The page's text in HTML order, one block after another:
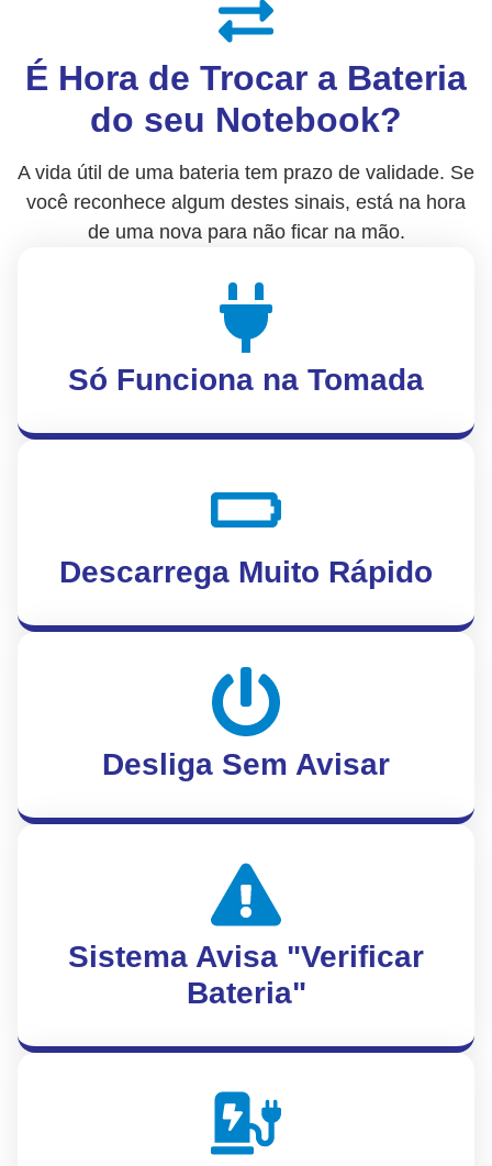
É Hora de Trocar a Bateria
do seu Notebook?
A vida útil de uma bateria tem prazo de validade. Se
você reconhece algum destes sinais, está na hora
de uma nova para não ficar na mão.
Só Funciona na Tomada
Descarrega Muito Rápido
Desliga Sem Avisar
Sistema Avisa "Verificar
Bateria"